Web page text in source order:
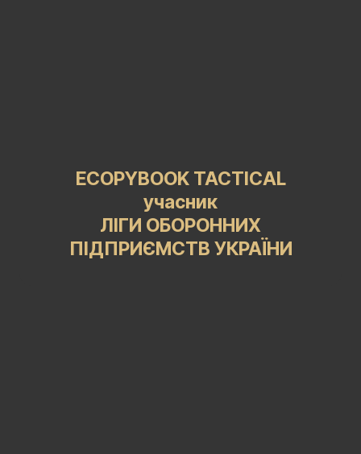
ECOPYBOOK TACTICAL
учасник
ЛІГИ ОБОРОННИХ
ПІДПРИЄМСТВ УКРАЇНИ